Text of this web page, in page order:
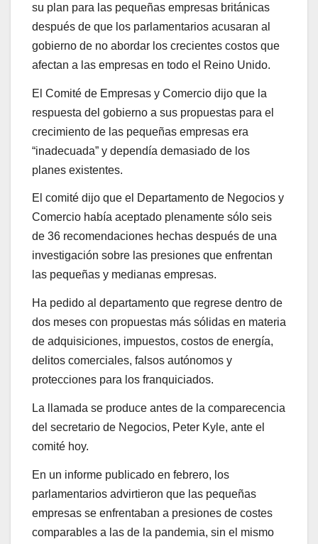
su plan para las pequeñas empresas británicas
después de que los parlamentarios acusaran al
gobierno de no abordar los crecientes costos que
afectan a las empresas en todo el Reino Unido.
El Comité de Empresas y Comercio dijo que la
respuesta del gobierno a sus propuestas para el
crecimiento de las pequeñas empresas era
“inadecuada” y dependía demasiado de los
planes existentes.
El comité dijo que el Departamento de Negocios y
Comercio había aceptado plenamente sólo seis
de 36 recomendaciones hechas después de una
investigación sobre las presiones que enfrentan
las pequeñas y medianas empresas.
Ha pedido al departamento que regrese dentro de
dos meses con propuestas más sólidas en materia
de adquisiciones, impuestos, costos de energía,
delitos comerciales, falsos autónomos y
protecciones para los franquiciados.
La llamada se produce antes de la comparecencia
del secretario de Negocios, Peter Kyle, ante el
comité hoy.
En un informe publicado en febrero, los
parlamentarios advirtieron que las pequeñas
empresas se enfrentaban a presiones de costes
comparables a las de la pandemia, sin el mismo